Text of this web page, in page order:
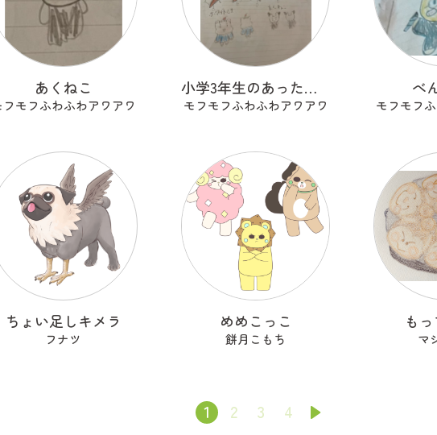
あくねこ
フモフふわふわアワアワ
小学3年生のあったらいいな
モフモフふわふわアワアワ
べ
モフモフ
ちょい足しキメラ
フナツ
めめこっこ
餅月こもち
も
マ
1 2 3 4